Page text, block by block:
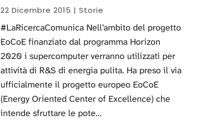
22 Dicembre 2015 | Storie
#LaRicercaComunica Nell’ambito del progetto
EoCoE finanziato dal programma Horizon
2020 i supercomputer verranno utilizzati per
attività di R&S di energia pulita. Ha preso il via
ufficialmente il progetto europeo EoCoE
(Energy Oriented Center of Excellence) che
intende sfruttare le pote…